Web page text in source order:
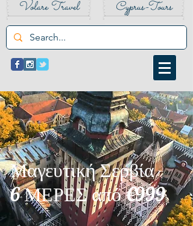
Volare Travel Cyprus-Tours
Μαγευτική Σερβία
6 ΜΕΡΕΣ από €999